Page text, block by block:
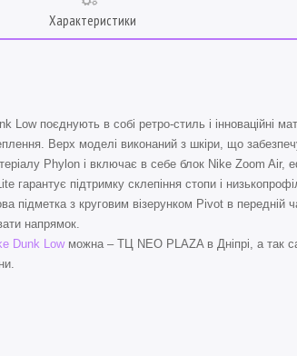
Характеристики
Low поєднують в собі ретро-стиль і інноваційні
Верх моделі виконаний з шкіри, що
Phylon і включає в себе блок Nike Zoom Air,
гарантує підтримку склепіння стопи і
підметка з круговим візерунком Pivot в передній
напрямок.
Dunk Lowможна – ТЦ NEO PLAZA в Дніпрі, а так